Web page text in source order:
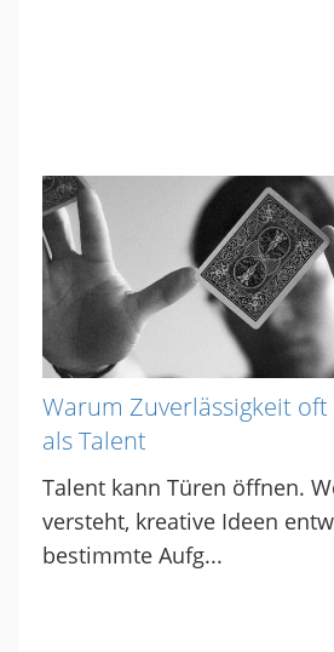
Warum Zuverlässigkeit
als Talent
Talent kann Türen öffnen.
versteht, kreative Ideen
bestimmte Aufg...